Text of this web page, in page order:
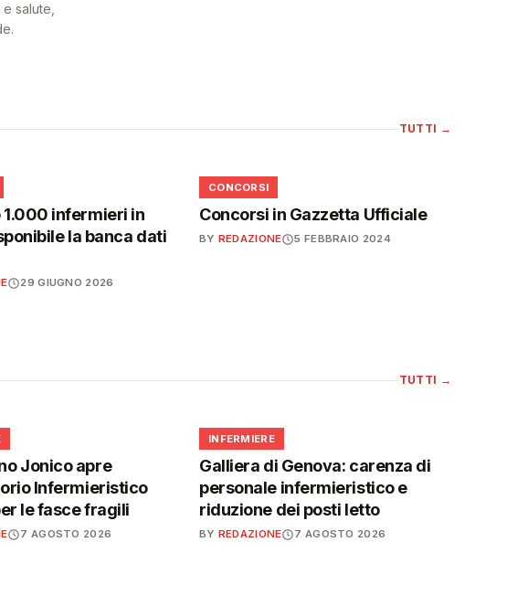
salute,
TUTTI →
1.000 infermieri in
la banca dati
29 GIUGNO 2026
📋
CONCORSI
Concorsi in Gazzetta Ufficiale
BY REDAZIONE 5 FEBBRAIO 2024
TUTTI →
Jonico apre
Infermieristico
le fasce fragili
7 AGOSTO 2026
🩺
INFERMIERE
Galliera di Genova: carenza di
personale infermieristico e
riduzione dei posti letto
BY REDAZIONE 7 AGOSTO 2026